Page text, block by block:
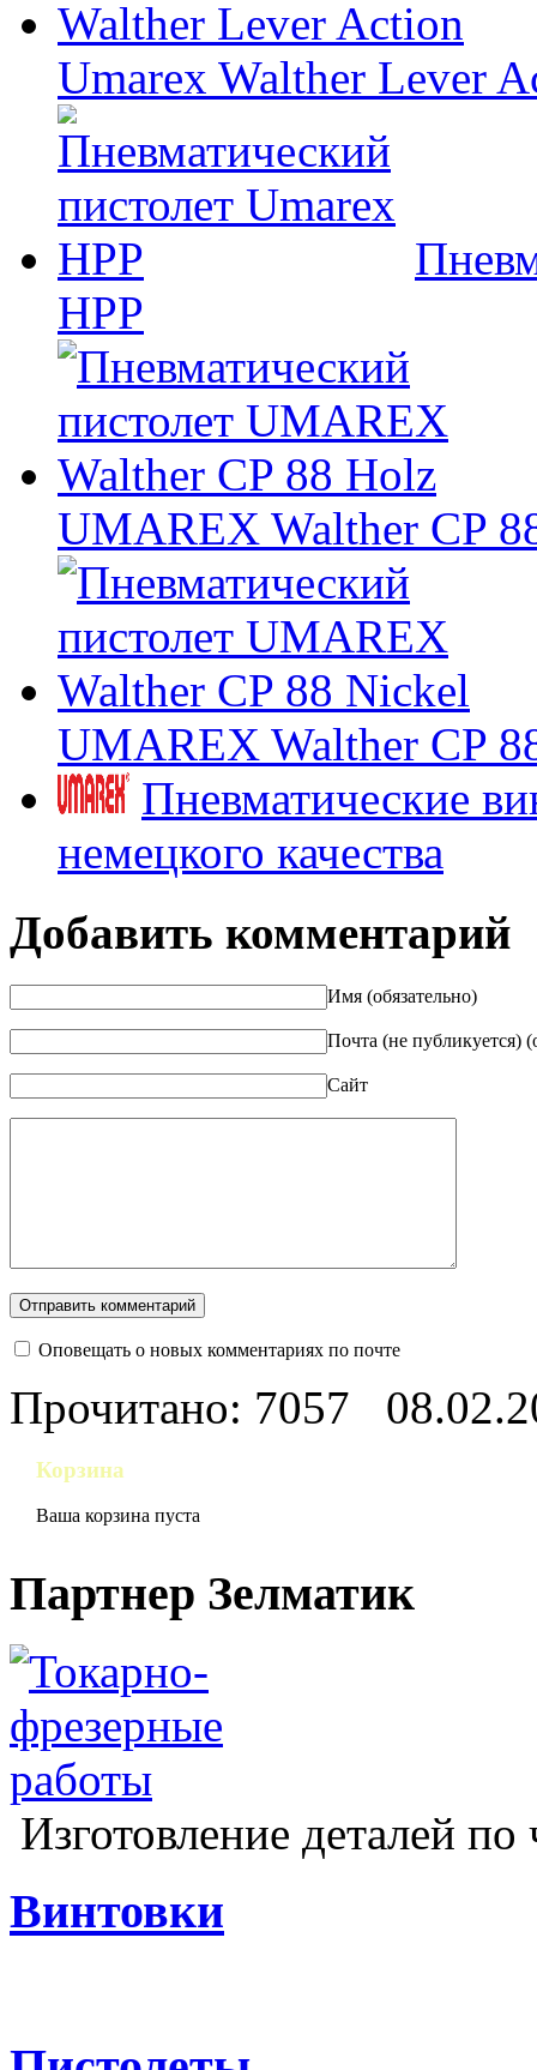
Umarex Walther Lever
HPP
UMAREX Walther CP
UMAREX Walther CP
Пневматические
немецкого качества
Добавить комментарий
Имя (обязательно)
Почта (не публикуется)
Сайт
Оповещать о новых комментариях по почте
Прочитано: 7057
Корзина
Ваша корзина пуста
Партнер Зелматик
Изготовление деталей
Винтовки